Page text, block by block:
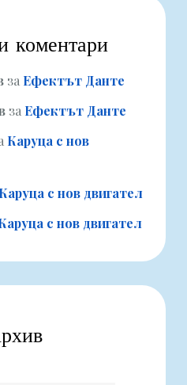
коментари
за Ефектът Данте
за Ефектът Данте
Каруца с нов
Каруца с нов двигател
с нов двигател